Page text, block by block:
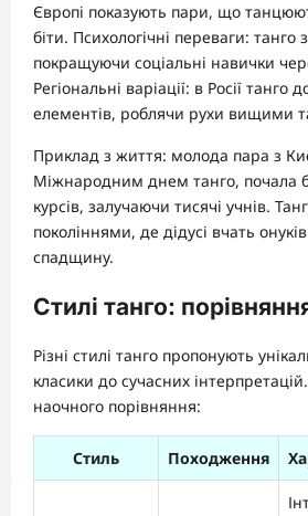
Європі показують пари, що
біти. Психологічні переваги: танго
покращуючи соціальні навички
Регіональні варіації: в Росії танго
елементів, роблячи рухи вищими
Приклад з життя: молода пара з
Міжнародним днем танго, почала
курсів, залучаючи тисячі учнів.
поколіннями, де дідусі вчать
спадщину.
Стилі танго:
Різні стилі танго пропонують
класики до сучасних
наочного порівняння:
Стиль Походження